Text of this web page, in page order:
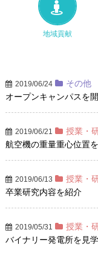
地域貢献
2019/06/24
その他
オープンキャンパスを
2019/06/21
授業・
航空機の重量重心位置
2019/06/13
授業・
卒業研究内容を紹介
2019/05/31
授業・
バイナリー発電所を見学